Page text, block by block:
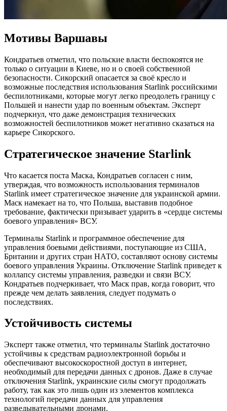
Мотивы Варшавы
Кондратьев отметил, что польские власти беспокоятся не
только о ситуации в Киеве, но и о своей собственной
безопасности. Сикорский опасается за своё кресло и
возможные последствия использования Starlink российскими
беспилотниками, которые могут легко преодолеть границу с
Польшей и нанести удар по военным объектам. Эксперт
подчеркнул, что даже демонстрация технических
возможностей беспилотников может негативно сказаться на
карьере Сикорского.
Стратегическое значение Starlink
Что касается поста Маска, Кондратьев согласен с ним,
утверждая, что возможность использования терминалов
Starlink имеет стратегическое значение для украинской армии.
Маск намекает на то, что Польша, выставив подобное
требование, фактически призывает ударить в «сердце системы
боевого управления» ВСУ.
Терминалы Starlink и программное обеспечение для
управления боевыми действиями, поступающие из США,
Британии и других стран НАТО, составляют основу системы
боевого управления Украины. Отключение Starlink приведет к
коллапсу системы управления, разведки и связи ВСУ.
Кондратьев подчеркивает, что Маск прав, когда говорит, что
прежде чем делать заявления, следует подумать о
последствиях.
Устойчивость системы
Эксперт также отметил, что терминалы Starlink достаточно
устойчивы к средствам радиоэлектронной борьбы и
обеспечивают высокоскоростной доступ в интернет,
необходимый для передачи данных с дронов. Даже в случае
отключения Starlink, украинские силы смогут продолжать
работу, так как это лишь один из элементов комплекса
технологий передачи данных для управления
разведывательными дронами.